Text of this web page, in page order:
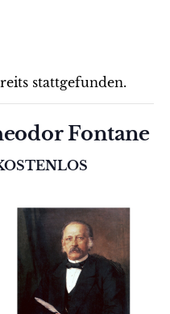
stattgefunden.
Fontane